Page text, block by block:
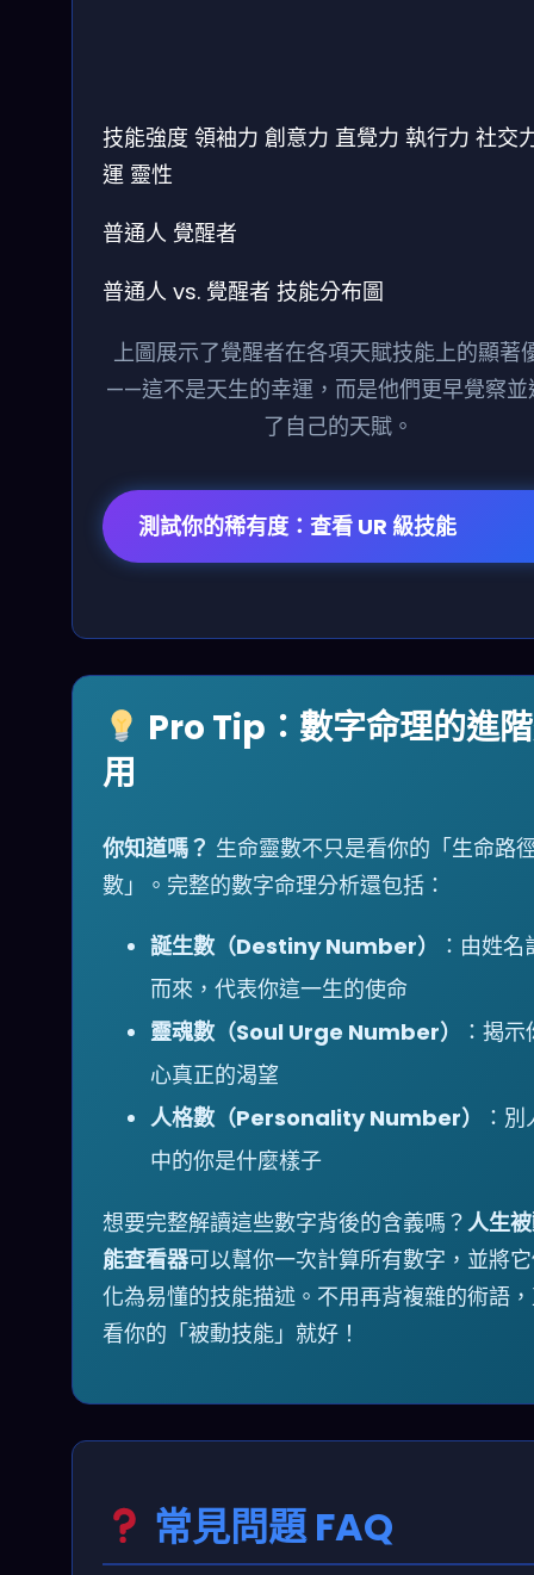
技能強度 領袖力 創意力 直覺力 執行力 社交
運 靈性
普通人 覺醒者
普通人 vs. 覺醒者 技能分布圖
上圖展示了覺醒者在各項天賦技能上的顯著
——這不是天生的幸運，而是他們更早覺察並
了自己的天賦。
測試你的稀有度：查看 UR 級技能
Pro Tip：數字命理的進
用
你知道嗎？ 生命靈數不只是看你的「生命路
數」。完整的數字命理分析還包括：
誕生數（Destiny Number）
：由姓名
而來，代表你這一生的使命
靈魂數（Soul Urge Number）
：揭
心真正的渴望
人格數（Personality Number）
：
中的你是什麼樣子
想要完整解讀這些數字背後的含義嗎？人生
能查看器可以幫你一次計算所有數字，並將
化為易懂的技能描述。不用再背複雜的術語
看你的「被動技能」就好！
常見問題 FAQ